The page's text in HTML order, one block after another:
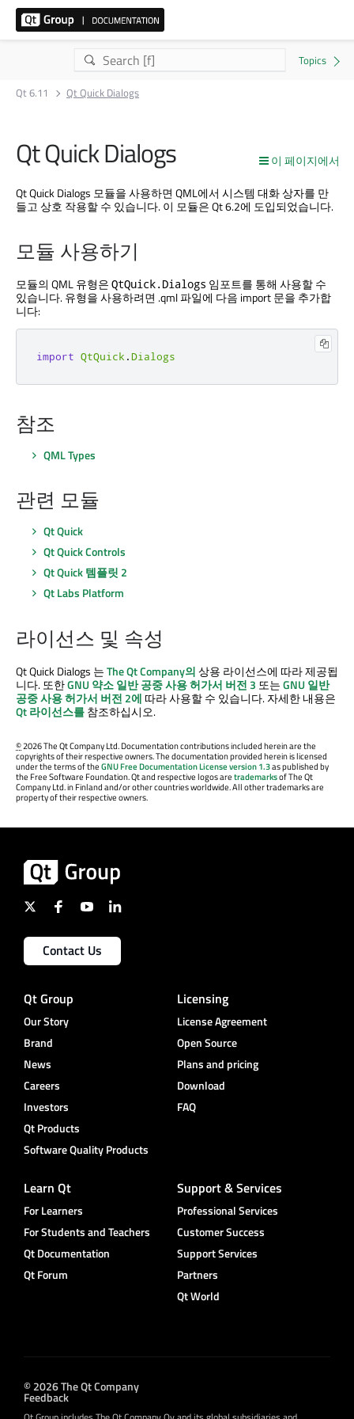
Qt 6.11 Qt Quick Dialogs
이 페이지에서
Qt Quick Dialogs
Qt Quick Dialogs 모듈을 사용하면 QML에서 시스템 대화 상자를 만
들고 상호 작용할 수 있습니다. 이 모듈은 Qt 6.2에 도입되었습니다.
모듈 사용하기
모듈의 QML 유형은 QtQuick.Dialogs 임포트를 통해 사용할 수
있습니다. 유형을 사용하려면 .qml 파일에 다음 import 문을 추가합
니다:
import QtQuick .Dialogs
참조
QML Types
관련 모듈
Qt Quick
Qt Quick Controls
Qt Quick템플릿 2
Qt Labs Platform
라이선스 및 속성
Qt Quick Dialogs 는The Qt Company의상용 라이선스에 따라 제공됩
니다. 또한GNU 약소 일반 공중 사용 허가서 버전 3 또는GNU 일반
공중 사용 허가서 버전 2에 따라 사용할 수 있습니다. 자세한 내용은
Qt 라이선스를참조하십시오.
©2026 The Qt Company Ltd. Documentation contributions included herein are the
copyrights of their respective owners. The documentation provided herein is licensed
under the terms of theGNU Free Documentation License version 1.3as published by
the Free Software Foundation. Qt and respective logos aretrademarksof The Qt
Company Ltd. in Finland and/or other countries worldwide. All other trademarks are
property of their respective owners.
Contact Us
Qt Group
Our Story
Brand
News
Careers
Investors
Qt Products
Software Quality Products
Licensing
License Agreement
Open Source
Plans and pricing
Download
FAQ
Learn Qt
For Learners
For Students and Teachers
Qt Documentation
Qt Forum
Support & Services
Professional Services
Customer Success
Support Services
Partners
Qt World
© 2026 The Qt Company
Feedback